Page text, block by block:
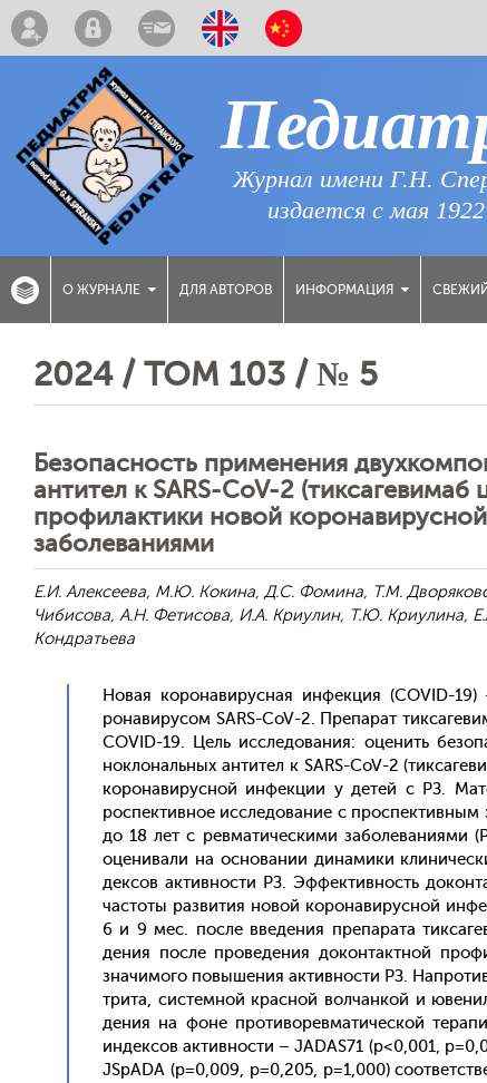
Журнал имени Г.Н.
издается с мая
О ЖУРНАЛЕ ДЛЯ АВТОРОВ ИНФОРМАЦИЯ
2024 / ТОМ 103 / № 5
Безопасность применения
антител к SARS-CoV-2
профилактики новой
заболеваниями
Е.И. Алексеева, М.Ю. Кокина, Д.С. Фомина, Т.М.
Чибисова, А.Н. Фетисова, И.А. Криулин, Т.Ю. Криулина,
Кондратьева
Но­вая ко­рона­вирус­ная ин­фекция (COVID-
рона­виру­сом SARS-CoV-2. Пре­парат
COVID-19. Цель ис­сле­дова­ния: оце­нить
нок­ло­наль­ных ан­ти­тел к SARS-CoV-2
ко­рона­вирус­ной ин­фекции у де­тей с РЗ.
роспек­тивное ис­сле­дова­ние с
до 18 лет с рев­ма­тичес­ки­ми за­боле­вани­ями
оце­нива­ли на ос­но­вании ди­нами­ки
дексов ак­тивнос­ти РЗ. Эф­фектив­ность
час­то­ты раз­ви­тия но­вой ко­рона­вирус­ной
6 и 9 мес. пос­ле вве­дения пре­пара­та
дения пос­ле про­веде­ния до­кон­так­тной
зна­чимо­го по­выше­ния ак­тивнос­ти РЗ.
три­та, сис­темной крас­ной вол­чанкой и
дения на фо­не про­тиво­рев­ма­тичес­кой
ин­дексов ак­тивнос­ти – JADAS71 (p<0,001,
JSpADA (p=0,009, p=0,205, p=1,000)